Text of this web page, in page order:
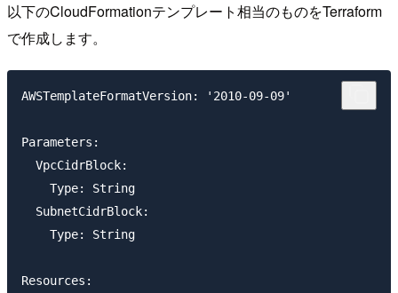
以下のCloudFormationテンプレート相当のものをTerraform
で作成します。
AWSTemplateFormatVersion: '2010-09-09'
Parameters:
  VpcCidrBlock:
    Type: String
  SubnetCidrBlock:
    Type: String
Resources: